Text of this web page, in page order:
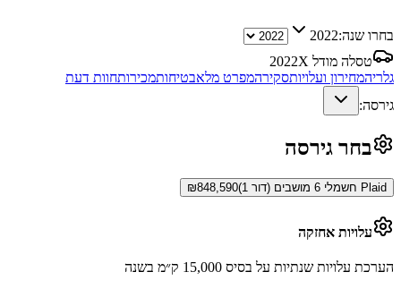
בחרו שנה:2022
טסלה מודל X
2022
גלריהמחירון ועלויותסקירהמפרט מלאבטיחותמכירותחוות דעת
גירסה:
בחר גירסה
Plaid חשמלי 6 מושבים (דור 1) ₪848,590
עלויות אחזקה
הערכת עלויות שנתיות על בסיס 15,000 ק״מ בשנה